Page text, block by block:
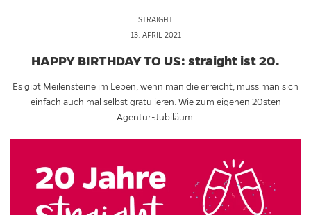
STRAIGHT
13. APRIL 2021
HAPPY BIRTHDAY TO US: straight ist 20.
Es gibt Meilensteine im Leben, wenn man die erreicht, muss man sich
einfach auch mal selbst gratulieren. Wie zum eigenen 20sten
Agentur-Jubiläum.